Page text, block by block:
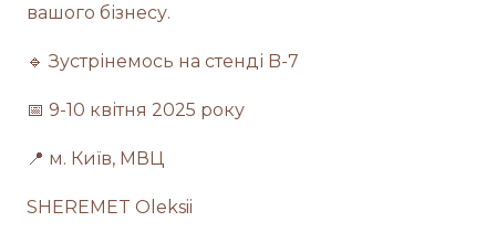
вашого бізнесу.
🔹 Зустрінемось на стенді B-7
📅 9-10 квітня 2025 року
📍 м. Київ, МВЦ
SHEREMET Oleksii